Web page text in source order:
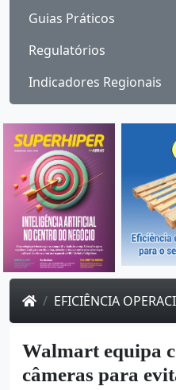
Guias Práticos
Regulatórios
Indicadores Regionais
EFICIÊNCIA
Walmart equipa
câmeras para